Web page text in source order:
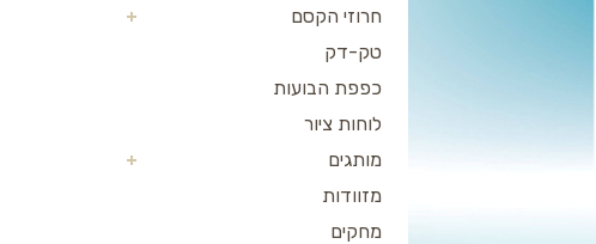
חרוזי הקסם
טק-דק
כפפת הבועות
לוחות ציור
מותגים
מזוודות
מחקים